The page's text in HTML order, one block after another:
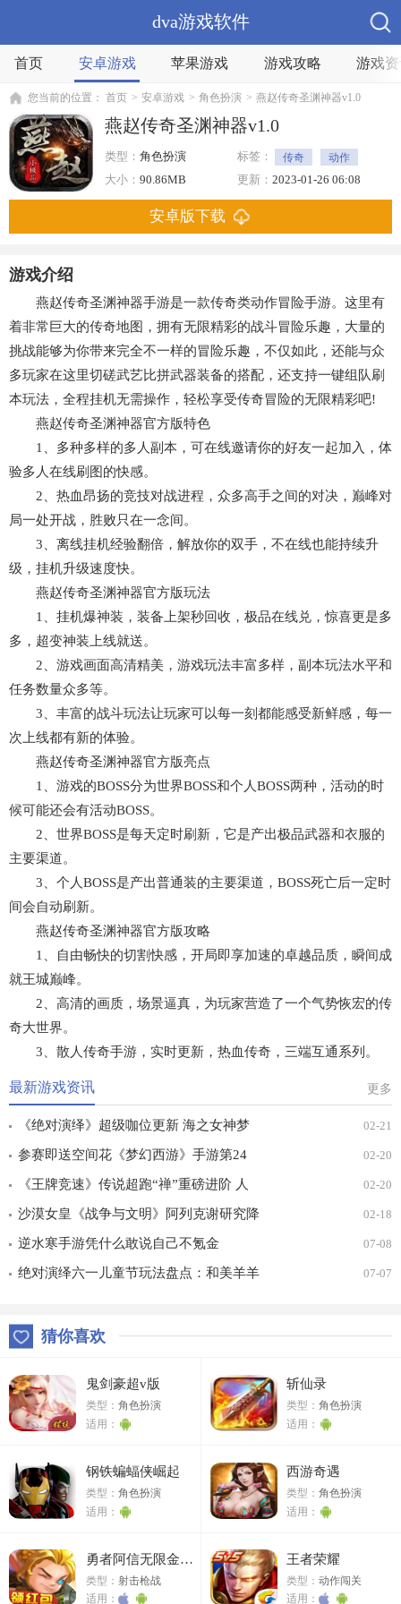
dva游戏软件
首页 安卓游戏 苹果游戏 游戏攻略 游戏
您当前的位置： 首页 > 安卓游戏 > 角色扮演 > 燕赵传奇圣渊神器v1.0
燕赵传奇圣渊神器v1.0
类型： 角色扮演 标签： 传奇
动作
挂机
多人
大小： 90.86MB 更新： 2023-01-26 06:08
安卓版下载
游戏介绍
燕赵传奇圣渊神器手游是一款传奇类动作冒险手游。这里有
着非常巨大的传奇地图，拥有无限精彩的战斗冒险乐趣，大量的
挑战能够为你带来完全不一样的冒险乐趣，不仅如此，还能与众
多玩家在这里切磋武艺比拼武器装备的搭配，还支持一键组队刷
本玩法，全程挂机无需操作，轻松享受传奇冒险的无限精彩吧!
燕赵传奇圣渊神器官方版特色
1、多种多样的多人副本，可在线邀请你的好友一起加入，体
验多人在线刷图的快感。
2、热血昂扬的竞技对战进程，众多高手之间的对决，巅峰对
局一处开战，胜败只在一念间。
3、离线挂机经验翻倍，解放你的双手，不在线也能持续升
级，挂机升级速度快。
燕赵传奇圣渊神器官方版玩法
1、挂机爆神装，装备上架秒回收，极品在线兑，惊喜更是多
多，超变神装上线就送。
2、游戏画面高清精美，游戏玩法丰富多样，副本玩法水平和
任务数量众多等。
3、丰富的战斗玩法让玩家可以每一刻都能感受新鲜感，每一
次上线都有新的体验。
燕赵传奇圣渊神器官方版亮点
1、游戏的BOSS分为世界BOSS和个人BOSS两种，活动的时
候可能还会有活动BOSS。
2、世界BOSS是每天定时刷新，它是产出极品武器和衣服的
主要渠道。
3、个人BOSS是产出普通装的主要渠道，BOSS死亡后一定时
间会自动刷新。
燕赵传奇圣渊神器官方版攻略
1、自由畅快的切割快感，开局即享加速的卓越品质，瞬间成
就王城巅峰。
2、高清的画质，场景逼真，为玩家营造了一个气势恢宏的传
奇大世界。
3、散人传奇手游，实时更新，热血传奇，三端互通系列。
最新游戏资讯 更多
《绝对演绎》超级咖位更新 海之女神梦
幻时装免费拿！
02-21
参赛即送空间花《梦幻西游》手游第24
届X9联赛报名进行中！
02-20
《王牌竞速》传说超跑“禅”重磅进阶 人
车合一 竞速飞升！
02-20
沙漠女皇《战争与文明》阿列克谢研究降
价
02-18
逆水寒手游凭什么敢说自己不氪金 07-08
绝对演绎六一儿童节玩法盘点：和美羊羊 07-07
猜你喜欢
鬼剑豪超v版
类型： 角色扮演
适用：
斩仙录
类型：角色扮演
适用：
钢铁蝙蝠侠崛起
类型： 角色扮演
适用：
西游奇遇
类型：角色扮演
适用：
勇者阿信无限金币版
类型： 射击枪战
适用：
王者荣耀
类型：动作闯关
适用：